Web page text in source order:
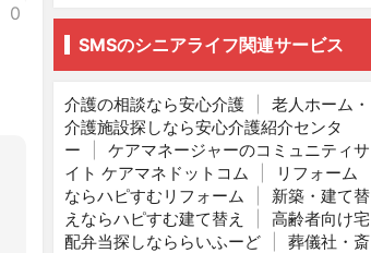
0
SMSのシニアライフ関連サービス
介護の相談なら安心介護
老人ホーム・
介護施設探しなら安心介護紹介センタ
ー
ケアマネージャーのコミュニティサ
イト ケアマネドットコム
リフォーム
ならハピすむリフォーム
新築・建て替
えならハピすむ建て替え
高齢者向け宅
配弁当探しなららいふーど
葬儀社・斎